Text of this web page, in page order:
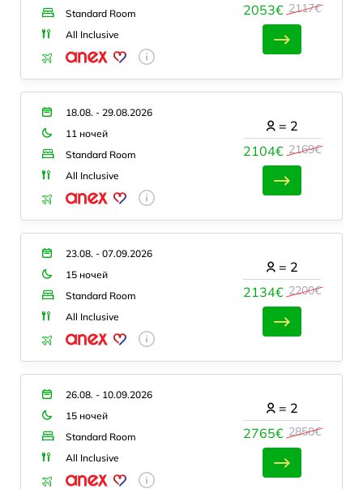
Standard Room
All Inclusive
2053€ 2117€
18.08. - 29.08.2026
11 ночей
Standard Room
All Inclusive
2104€ 2169€
= 2
23.08. - 07.09.2026
15 ночей
Standard Room
All Inclusive
2134€ 2200€
= 2
26.08. - 10.09.2026
15 ночей
Standard Room
All Inclusive
2765€ 2850€
= 2